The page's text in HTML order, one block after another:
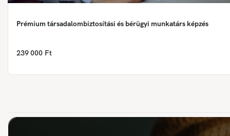
Prémium társadalombiztosítási és bérügyi munkatárs képzés
239 000 Ft